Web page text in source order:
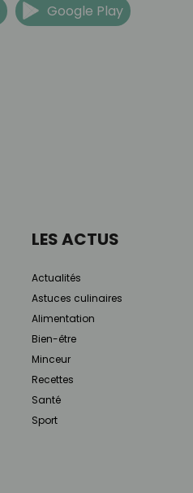
Google Play
LES ACTUS
Actualités
Astuces culinaires
Alimentation
Bien-être
Minceur
Recettes
Santé
Sport